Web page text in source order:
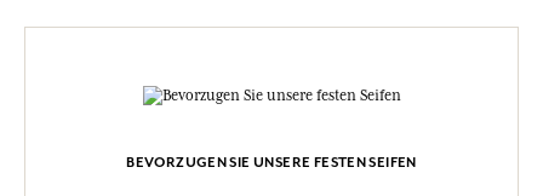
BEVORZUGEN SIE UNSERE FESTEN SEIFEN